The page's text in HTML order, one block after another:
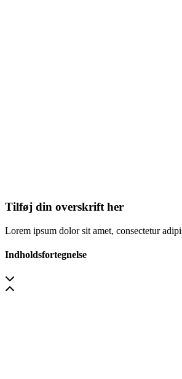
Tilføj din overskrift her
Lorem ipsum dolor sit amet, consectetur
Indholdsfortegnelse